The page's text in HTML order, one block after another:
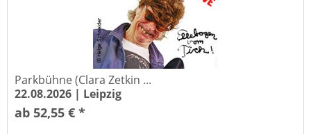
Parkbühne (Clara Zetkin ...
22.08.2026 | Leipzig
ab 52,55 € *